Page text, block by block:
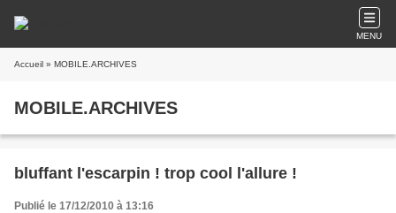
MENU
Accueil » MOBILE.ARCHIVES
MOBILE.ARCHIVES
bluffant l'escarpin ! trop cool l'allure !
Publié le 17/12/2010 à 13:16